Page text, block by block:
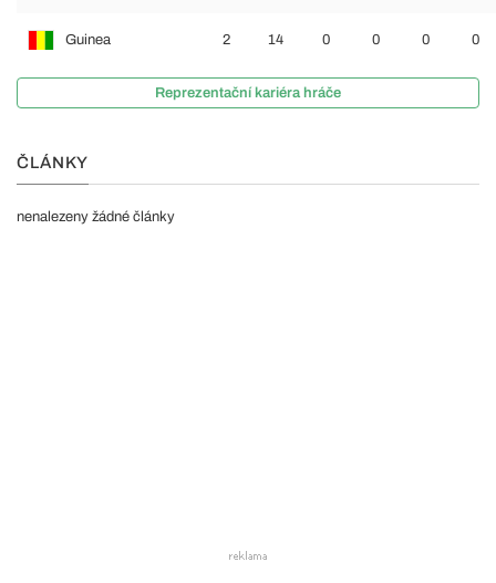
Guinea 2 14 0 0 0 0
Reprezentační kariéra hráče
ČLÁNKY
nenalezeny žádné články